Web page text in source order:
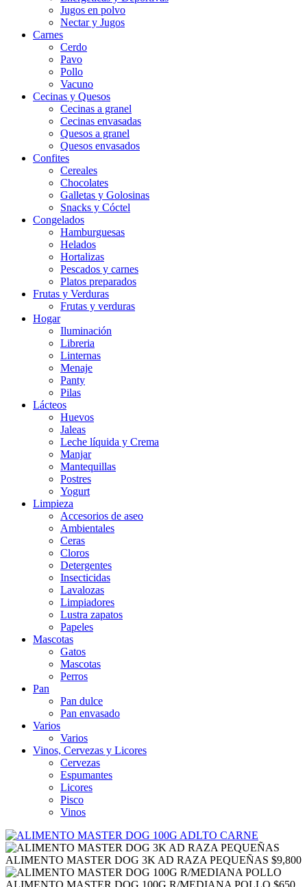
Jugos en polvo
Nectar y Jugos
Carnes
Cerdo
Pavo
Pollo
Vacuno
Cecinas y Quesos
Cecinas a granel
Cecinas envasadas
Quesos a granel
Quesos envasados
Confites
Cereales
Chocolates
Galletas y Golosinas
Snacks y Cóctel
Congelados
Hamburguesas
Helados
Hortalizas
Pescados y carnes
Platos preparados
Frutas y Verduras
Frutas y verduras
Hogar
Iluminación
Libreria
Linternas
Menaje
Panty
Pilas
Lácteos
Huevos
Jaleas
Leche líquida y Crema
Manjar
Mantequillas
Postres
Yogurt
Limpieza
Accesorios de aseo
Ambientales
Ceras
Cloros
Detergentes
Insecticidas
Lavalozas
Limpiadores
Lustra zapatos
Papeles
Mascotas
Gatos
Mascotas
Perros
Pan
Pan dulce
Pan envasado
Varios
Varios
Vinos, Cervezas y Licores
Cervezas
Espumantes
Licores
Pisco
Vinos
ALIMENTO MASTER DOG 3K AD RAZA PEQUEÑAS $9,800
ALIMENTO MASTER DOG 100G R/MEDIANA POLLO $650